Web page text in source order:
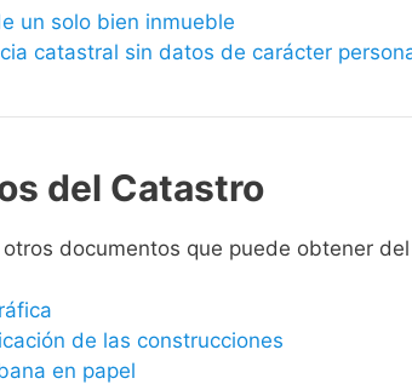
un solo bien inmueble
catastral sin datos de carácter
del Catastro
documentos que puede obtener
de las construcciones
en papel